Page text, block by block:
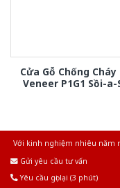
Cửa Gỗ Chống Cháy
Veneer P1G1 Sồi-a-
Với kinh nghiệm nhiêu năm
Gửi yêu cầu tư vấn
Yêu cầu gọi lại (3 phút)